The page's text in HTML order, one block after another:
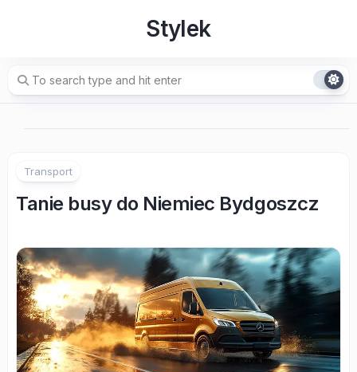
Stylek
Transport
Tanie busy do Niemiec Bydgoszcz